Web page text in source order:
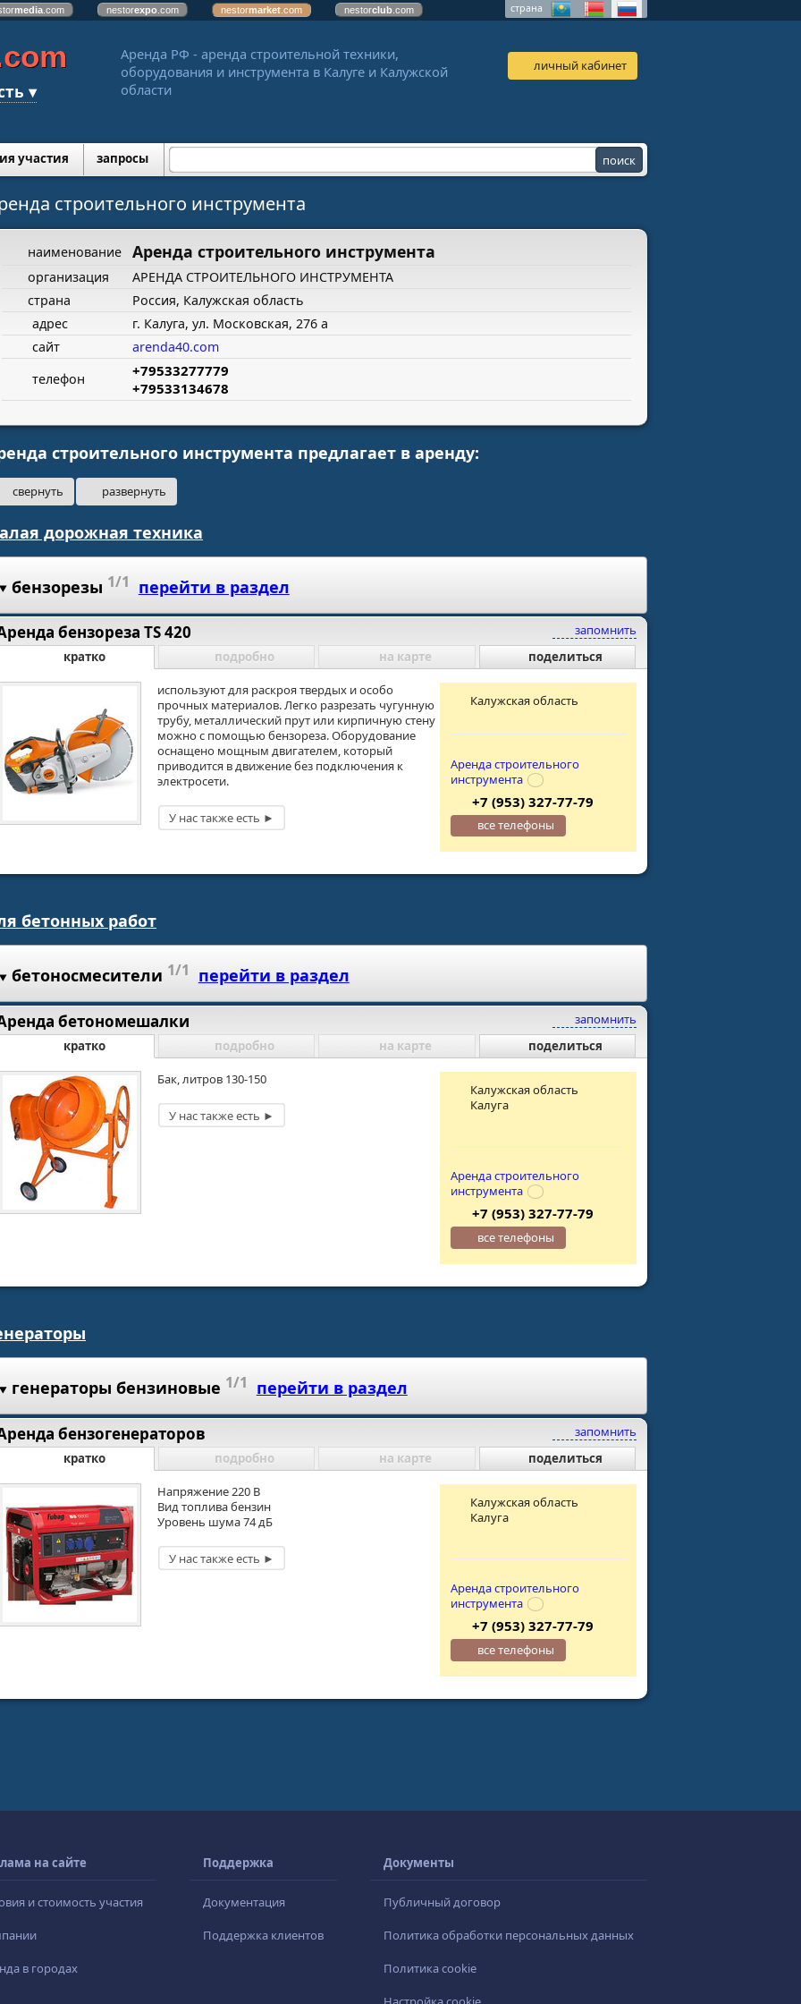
media .com nestorexpo .com nestormarket .com nestorclub .com страна
▾
Аренда РФ - аренда строительной техники,
оборудования и инструмента в Калуге и Калужской
области
личный кабинет
участия запросы
строительного инструмента
наименование Аренда строительного инструмента
организация
АРЕНДА СТРОИТЕЛЬНОГО ИНСТРУМЕНТА
страна
Россия, Калужская область
адрес
г. Калуга, ул. Московская, 276 а
сайт
arenda40.com
телефон
+79533277779
+79533134678
строительного инструмента предлагает в аренду:
свернуть развернуть
дорожная техника
бензорезы 1/1 перейти в раздел
запомнить
бензореза TS 420
кратко подробно на карте поделиться
используют для раскроя твердых и особо
прочных материалов. Легко разрезать чугунную
трубу, металлический прут или кирпичную стену
можно с помощью бензореза. Оборудование
оснащено мощным двигателем, который
приводится в движение без подключения к
электросети.
Калужская область
Аренда строительного
инструмента
+7 (953) 327-77-79
все телефоны
бетонных работ
бетоносмесители 1/1 перейти в раздел
запомнить
бетономешалки
кратко подробно на карте поделиться
Бак, литров 130-150
Калужская область
Калуга
Аренда строительного
инструмента
+7 (953) 327-77-79
все телефоны
генераторы бензиновые 1/1 перейти в раздел
запомнить
бензогенераторов
кратко подробно на карте поделиться
Напряжение 220 В
Вид топлива бензин
Уровень шума 74 дБ
Калужская область
Калуга
Аренда строительного
инструмента
+7 (953) 327-77-79
все телефоны
на сайте
и стоимость участия
в городах
Поддержка
Документация
Поддержка клиентов
Документы
Публичный договор
Политика обработки персональных данных
Политика cookie